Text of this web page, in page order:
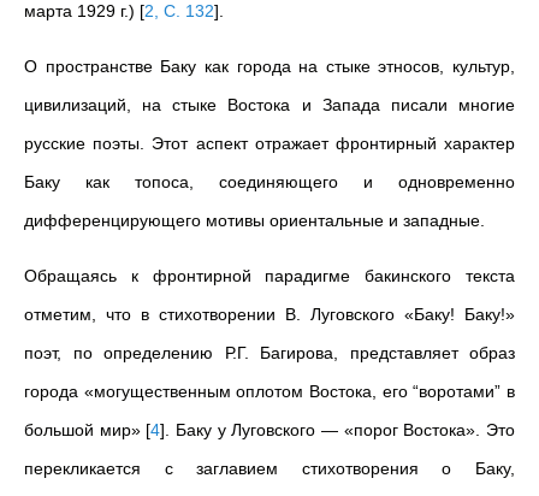
марта 1929 г.) [2, С. 132]
О пространстве Баку как города на стыке этносов, культур,
цивилизаций, на стыке Востока и Запада писали многие
русские поэты. Этот аспект отражает фронтирный характер
Баку как топоса, соединяющего и одновременно
дифференцирующего мотивы ориентальные и западные.
Обращаясь к фронтирной парадигме бакинского текста
отметим, что в стихотворении В. Луговского «Баку! Баку!»
поэт, по определению Р.Г. Багирова, представляет образ
города «могущественным оплотом Востока, его “воротами” в
большой мир» [4] . Баку у Луговского — «порог Востока». Это
перекликается с заглавием стихотворения о Баку,